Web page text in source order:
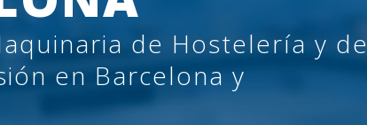
de Hostelería y de
en Barcelona y